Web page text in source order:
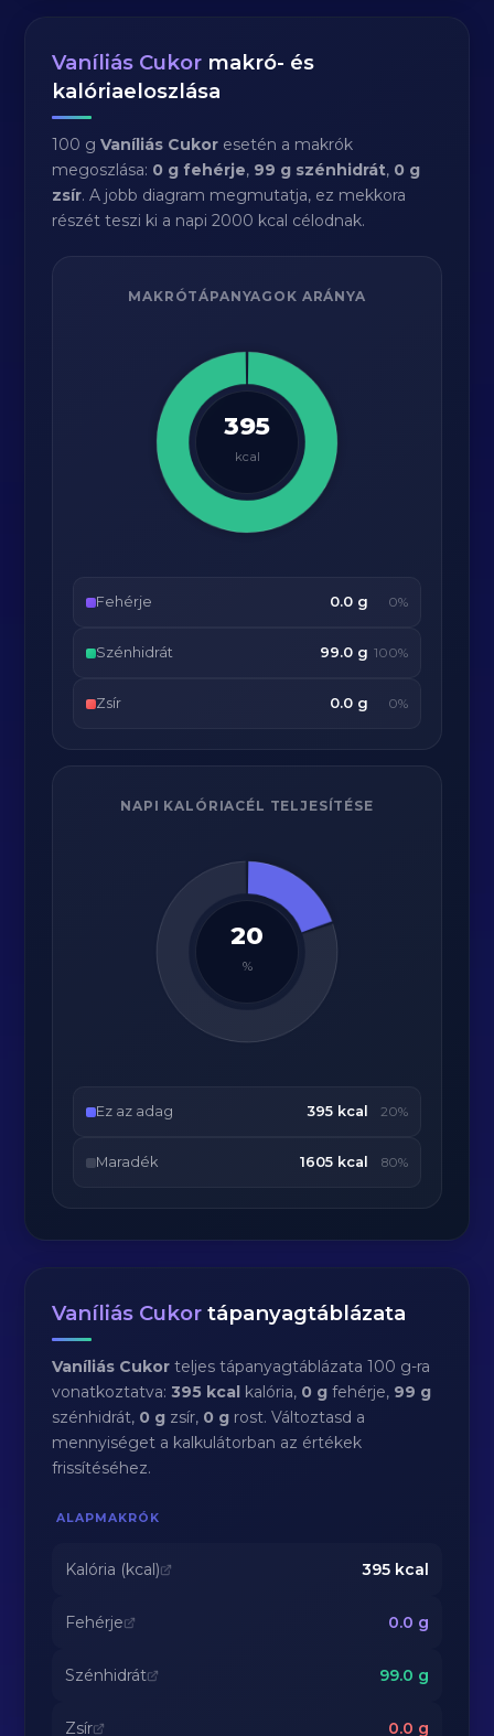
Vaníliás Cukor makró- és
kalóriaeloszlása
100 gVaníliás Cukor esetén a makrók
megoszlása: 0 g fehérje, 99 g szénhidrát, 0 g
zsír. A jobb diagram megmutatja, ez mekkora
részét teszi ki a napi 2000 kcal célodnak.
MAKRÓTÁPANYAGOK ARÁNYA
395
kcal
Fehérje 0.0 g 0%
Szénhidrát 99.0 g 100%
Zsír 0.0 g 0%
NAPI KALÓRIACÉL TELJESÍTÉSE
20
%
Ez az adag 395 kcal 20%
Maradék 1605 kcal 80%
Vaníliás Cukor tápanyagtáblázata
Vaníliás Cukor teljes tápanyagtáblázata 100 g-ra
vonatkoztatva:395 kcal kalória, 0 g fehérje, 99 g
szénhidrát, 0 g zsír, 0 g rost. Változtasd a
mennyiséget a kalkulátorban az értékek
frissítéséhez.
ALAPMAKRÓK
Kalória (kcal) 395kcal
Fehérje 0.0 g
Szénhidrát 99.0 g
Zsír 0.0 g